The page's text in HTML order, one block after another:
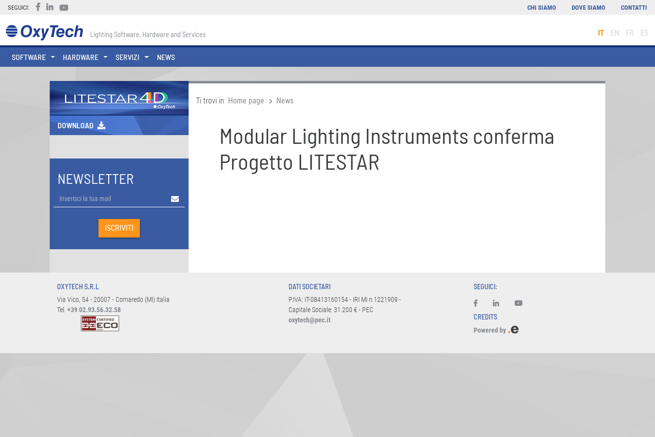
SEGUICI:
IT EN FR ES
Lighting Software, Hardware and Services
SOFTWARE HARDWARE SERVIZI NEWS
CHI SIAMO DOVE SIAMO CONTATTI
DOWNLOAD
NEWSLETTER
Ti trovi in Home page News
Modular Lighting Instruments conferma
Progetto LITESTAR
OXYTECH S.R.L
Via Vico, 54 - 20007 - Cornaredo (MI) Italia
Tel. +39 02.93.56.32.58
DATI SOCIETARI
P.IVA: IT-08413160154 - IRI MI n.1221909 -
Capitale Sociale: 31.200 € - PEC
oxytech@pec.it
SEGUICI:
CREDITS
Powered by